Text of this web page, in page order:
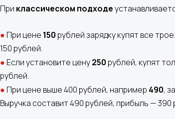
При классическом подходе
● При цене 150 рублей зарядку купят все
150 рублей.
● Если установите цену250 рублей, купят
рублей.
● При цене выше 400 рублей, например 490,
Выручка составит 490 рублей, прибыль — 390